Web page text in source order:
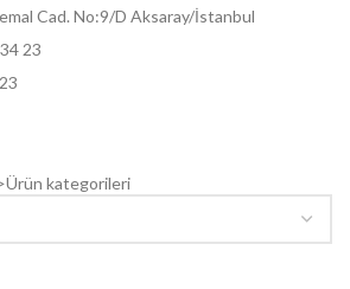
Cad. No:9/D Aksaray/İstanbul
23
kategorileri